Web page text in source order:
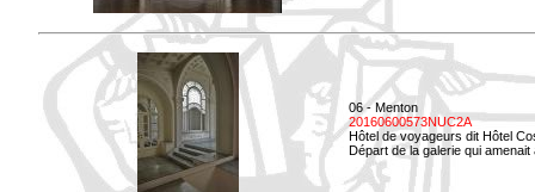
06 - Menton
20160600573NUC2A
Hôtel de voyageurs dit Hôtel
Départ de la galerie qui